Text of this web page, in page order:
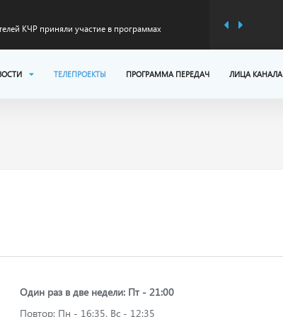
КЧР приняли участие в программах
полугодии 2026 года
федеральной трассы А-156 на
ТЕЛЕПРОЕКТЫ ПРОГРАММА ПЕРЕДАЧ ЛИЦА КАНАЛА
Один раз в две недели: Пт - 21:00
Повтор: Пн - 16:35, Вс - 12:35